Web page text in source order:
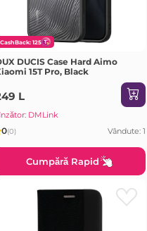
CashBack: 125
DUCIS Case Hard Aimo
15T Pro, Black
L
DMLink
0(0) Vândute: 1
Cumpără Rapid